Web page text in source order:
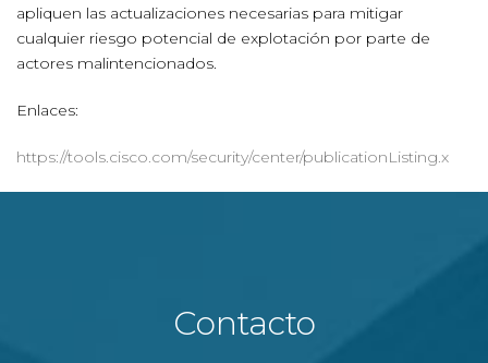
apliquen las actualizaciones necesarias para mitigar
cualquier riesgo potencial de explotación por parte de
actores malintencionados.
Enlaces:
https://tools.cisco.com/security/center/publicationListing.x
Contacto